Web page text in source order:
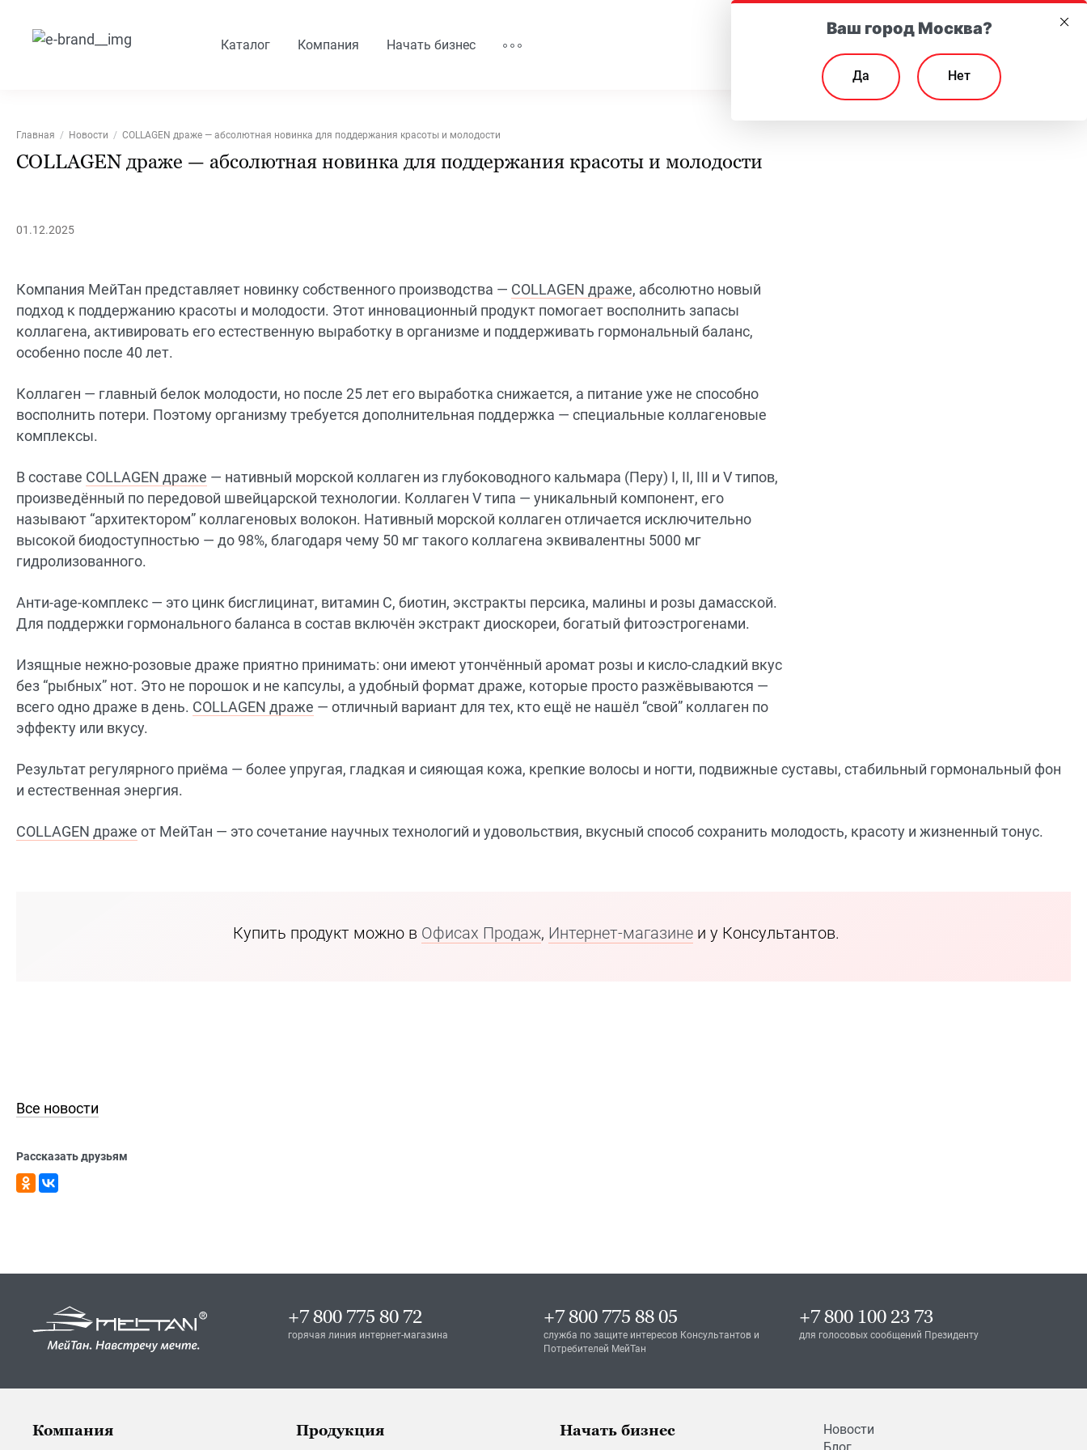
Каталог Компания Начать бизнес
Главная Новости COLLAGEN драже — абсолютная новинка для поддержания красоты и молодости
COLLAGEN драже — абсолютная новинка для поддержания красоты и молодости
01.12.2025
Компания МейТан представляет новинку собственного производства — COLLAGEN драже, абсолютно новый
подход к поддержанию красоты и молодости. Этот инновационный продукт помогает восполнить запасы
коллагена, активировать его естественную выработку в организме и поддерживать гормональный баланс,
особенно после 40 лет.
Коллаген — главный белок молодости, но после 25 лет его выработка снижается, а питание уже не способно
восполнить потери. Поэтому организму требуется дополнительная поддержка — специальные коллагеновые
комплексы.
В составе COLLAGEN драже — нативный морской коллаген из глубоководного кальмара (Перу) I, II, III и V типов,
произведённый по передовой швейцарской технологии. Коллаген V типа — уникальный компонент, его
называют “архитектором” коллагеновых волокон. Нативный морской коллаген отличается исключительно
высокой биодоступностью — до 98%, благодаря чему 50 мг такого коллагена эквивалентны 5000 мг
гидролизованного.
Анти-age-комплекс — это цинк бисглицинат, витамин C, биотин, экстракты персика, малины и розы дамасской.
Для поддержки гормонального баланса в состав включён экстракт диоскореи, богатый фитоэстрогенами.
Изящные нежно-розовые драже приятно принимать: они имеют утончённый аромат розы и кисло-сладкий вкус
без “рыбных” нот. Это не порошок и не капсулы, а удобный формат драже, которые просто разжёвываются —
всего одно драже в день. COLLAGEN драже — отличный вариант для тех, кто ещё не нашёл “свой” коллаген по
эффекту или вкусу.
Результат регулярного приёма — более упругая, гладкая и сияющая кожа, крепкие волосы и ногти, подвижные суставы, стабильный гормональный фон
и естественная энергия.
COLLAGEN драже от МейТан — это сочетание научных технологий и удовольствия, вкусный способ сохранить молодость, красоту и жизненный тонус.
Купить продукт можно в Офисах Продаж, Интернет-магазине и у Консультантов.
Все новости
Рассказать друзьям
+7 800 775 80 72
горячая линия интернет-магазина
+7 800 775 88 05
служба по защите интересов Консультантов и
Потребителей МейТан
+7 800 100 23 73
для голосовых сообщений Президенту
Компания Продукция Начать бизнес
Новости
Ваш город Москва?
Да Нет